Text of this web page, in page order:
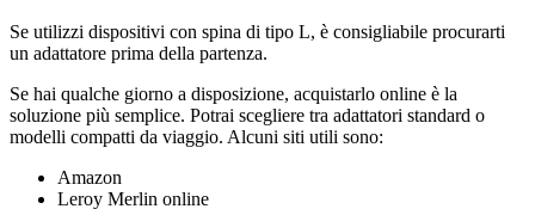
Se utilizzi dispositivi con spina di tipo L, è consigliabile procurarti
un adattatore prima della partenza.
Se hai qualche giorno a disposizione, acquistarlo online è la
soluzione più semplice. Potrai scegliere tra adattatori standard o
modelli compatti da viaggio. Alcuni siti utili sono:
Amazon
Leroy Merlin online